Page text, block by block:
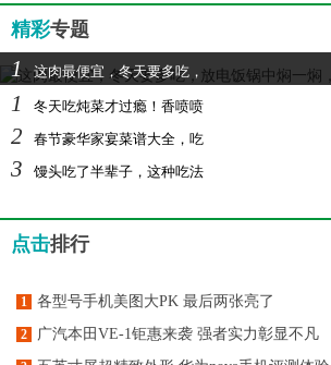
精彩专题
1 这肉最便宜，冬天要多吃，
1 冬天吃炖菜才过瘾！香喷喷
2 春节豪华家宴菜谱大全，吃
3 馒头吃了半辈子，这种吃法
点击排行
1 各型号手机美图大PK 最后两张亮了
2 广汽本田VE-1钜惠来袭 强者实力彰显不凡